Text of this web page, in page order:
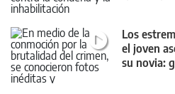
Los
el joven
su novia: